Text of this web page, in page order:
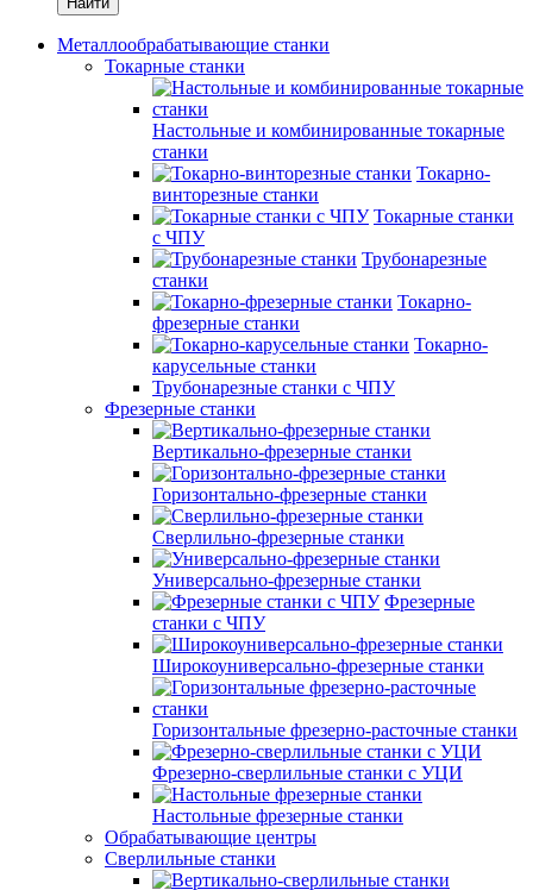
Металлообрабатывающие станки
Токарные станки
Настольные и комбинированные токарные
станки
Токарно-
винторезные станки
Токарные станки
с ЧПУ
Трубонарезные
станки
Токарно-
фрезерные станки
Токарно-
карусельные станки
Трубонарезные станки с ЧПУ
Фрезерные станки
Вертикально-фрезерные станки
Горизонтально-фрезерные станки
Сверлильно-фрезерные станки
Универсально-фрезерные станки
Фрезерные
станки с ЧПУ
Широкоуниверсально-фрезерные станки
Горизонтальные фрезерно-расточные станки
Фрезерно-сверлильные станки с УЦИ
Настольные фрезерные станки
Обрабатывающие центры
Сверлильные станки